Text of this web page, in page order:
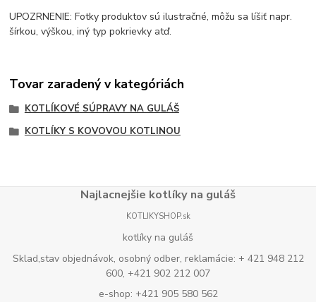
UPOZRNENIE: Fotky produktov sú ilustračné, môžu sa líšiť napr.
šírkou, výškou, iný typ pokrievky atď.
Tovar zaradený v kategóriách
KOTLÍKOVÉ SÚPRAVY NA GULÁŠ
KOTLÍKY S KOVOVOU KOTLINOU
Najlacnejšie kotlíky na guláš
KOTLIKYSHOP.sk
kotlíky na guláš
Sklad,stav objednávok, osobný odber, reklamácie: + 421 948 212
600, +421 902 212 007
e-shop: +421 905 580 562